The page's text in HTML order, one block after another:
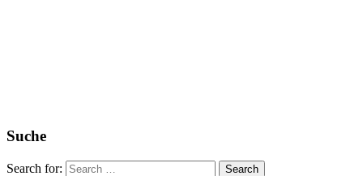
Suche
Search for: